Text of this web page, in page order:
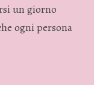
un giorno
ogni persona